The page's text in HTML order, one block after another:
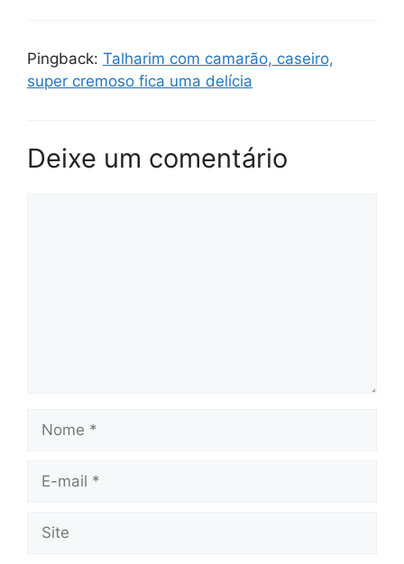
Pingback: Talharim com camarão, caseiro,
super cremoso fica uma delícia
Deixe um comentário
Nome
Site